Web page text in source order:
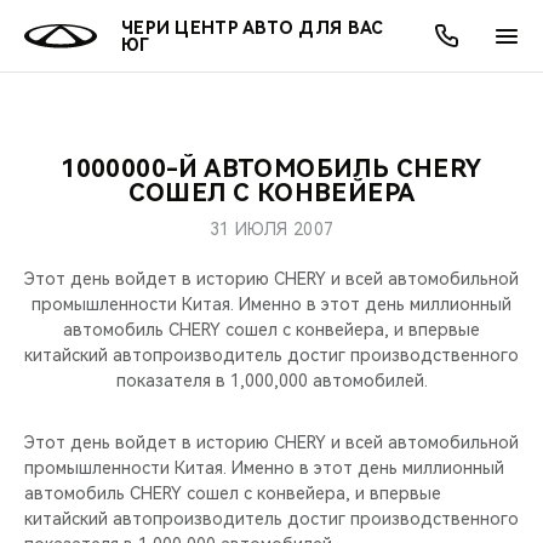
ЧЕРИ ЦЕНТР АВТО ДЛЯ ВАС
ЮГ
МОДЕЛИ
КРОССОВЕРЫ
НОВИНКИ
ПОКУПАТЕЛЯМ
КРЕДИТ И СТРАХОВАНИЕ
ВЛАДЕЛЬЦАМ
ЗАПЧАСТИ И АКСЕССУАРЫ
ПОДДЕРЖКА
МИР CHERY
О БРЕНДЕ
CHERY В СОЦСЕТЯХ
БЛАГОТВОРИТЕЛЬНОСТЬ
АКЦИИ
ОНЛАЙН СЕРВИСЫ
КРЕДИТ
О КОМПАНИИ
МЫ В СОЦСЕТЯХ
1000000-Й АВТОМОБИЛЬ CHERY
СОШЕЛ С КОНВЕЙЕРА
31 ИЮЛЯ 2007
Этот день войдет в историю CHERY и всей автомобильной
промышленности Китая. Именно в этот день миллионный
автомобиль CHERY сошел с конвейера, и впервые
китайский автопроизводитель достиг производственного
показателя в 1,000,000 автомобилей.
Этот день войдет в историю CHERY и всей автомобильной
промышленности Китая. Именно в этот день миллионный
автомобиль CHERY сошел с конвейера, и впервые
китайский автопроизводитель достиг производственного